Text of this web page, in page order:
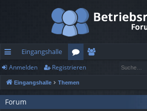
ch
ne
llz
Eingangshalle
or
en
Anmelden Registrieren
Eingangshalle Themen
Forum